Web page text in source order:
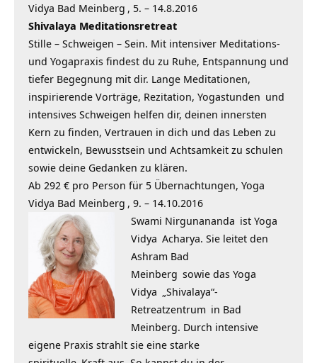
Vidya Bad Meinberg , 5. – 14.8.2016
Shivalaya Meditationsretreat
Stille – Schweigen – Sein. Mit intensiver Meditations-
und Yogapraxis findest du zu Ruhe, Entspannung und
tiefer Begegnung mit dir. Lange Meditationen,
inspirierende Vorträge, Rezitation, Yogastunden und
intensives Schweigen helfen dir, deinen innersten
Kern zu finden, Vertrauen in dich und das Leben zu
entwickeln, Bewusstsein und Achtsamkeit zu schulen
sowie deine Gedanken zu klären.
Ab 292 € pro Person für 5 Übernachtungen, Yoga
Vidya Bad Meinberg , 9. – 14.10.2016
Swami Nirgunananda ist Yoga
Vidya Acharya. Sie leitet den
Ashram Bad
Meinberg sowie das Yoga
Vidya
„Shivalaya“-
Retreatzentrum in Bad
Meinberg. Durch intensive
eigene Praxis strahlt sie eine starke